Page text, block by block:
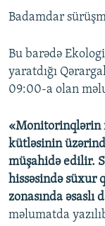
AZADLIQRADIOSU
XƏBƏR
RFE/RL-in
Badamdar
Bu barədə
yaratdığı
09:00-a olan
«Monitorinqlərin
kütləsinin
müşahidə edilir.
hissəsində süxur
zonasında əsaslı
məlumatda